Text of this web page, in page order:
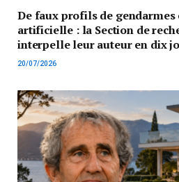
De faux profils de
artificielle : la Section de
interpelle leur auteur en dix
20/07/2026